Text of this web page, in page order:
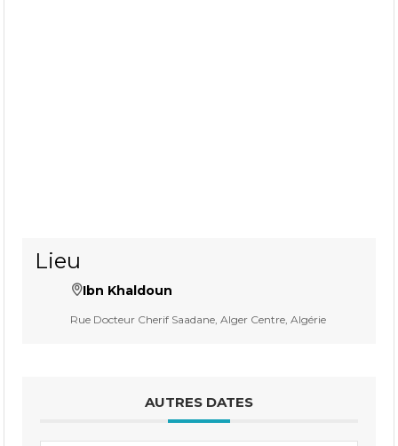
Lieu
Ibn Khaldoun
Rue Docteur Cherif Saadane, Alger Centre, Algérie
AUTRES DATES